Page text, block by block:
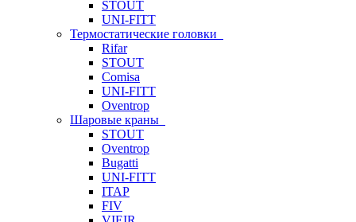
STOUT
UNI-FITT
Термостатические головки
Rifar
STOUT
Comisa
UNI-FITT
Oventrop
Шаровые краны
STOUT
Oventrop
Bugatti
UNI-FITT
ITAP
FIV